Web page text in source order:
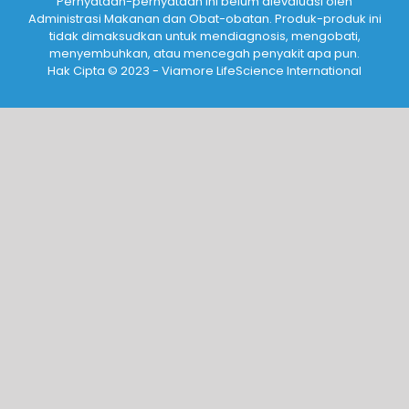
Administrasi Makanan dan Obat-obatan. Produk-produk ini
tidak dimaksudkan untuk mendiagnosis, mengobati,
menyembuhkan, atau mencegah penyakit apa pun.
Hak Cipta © 2023 - Viamore LifeScience International